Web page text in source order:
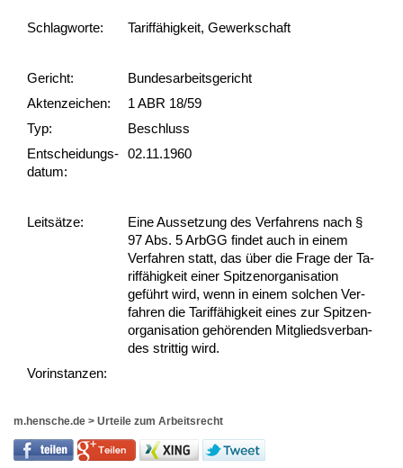
Schlag­worte: Tariffähigkeit, Gewerkschaft
Gericht:
Bundesarbeitsgericht
Akten­zeichen:
1 ABR 18/59
Typ:
Beschluss
Ent­scheid­ungs­
datum:
02.11.1960
Leit­sätze:
Ei­ne Aus­set­zung des Ver­fah­rens nach §
97 Abs. 5 ArbGG fin­det auch in ei­nem
Ver­fah­ren statt, das über die Fra­ge der Ta­
riffähig­keit ei­ner Spit­zen­or­ga­ni­sa­ti­on
geführt wird, wenn in ei­nem sol­chen Ver­
fah­ren die Ta­riffähig­keit ei­nes zur Spit­zen­
or­ga­ni­sa­ti­on gehören­den Mit­glieds­ver­ban­
des strit­tig wird.
Vor­ins­tan­zen:
m.hensche.de > Urteile zum Arbeitsrecht